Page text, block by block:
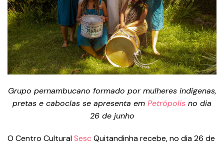
Grupo pernambucano formado por mulheres indígenas,
pretas e caboclas se apresenta em Petrópolis no dia
26 de junho
O Centro CulturalSesc Quitandinha recebe, no dia 26 de